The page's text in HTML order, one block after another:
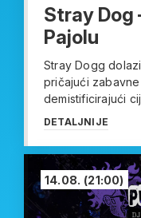
Stray Dog
Pajolu
Stray Dogg
pričajući
demistificirajući
DETALJNIJE
14.08. (21:00)